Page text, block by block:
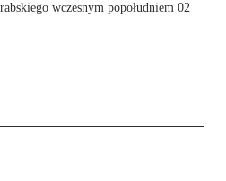
wczesnym popołudniem 02